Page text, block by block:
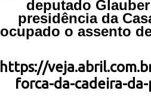
deputado
presidência da
ocupado o assento
https://
forca-da-cadeira-